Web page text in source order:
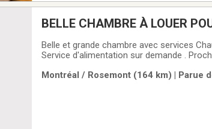
BELLE CHAMBRE À LOUER
Belle et grande chambre avec services
Service d'alimentation sur demande . Proche
Montréal / Rosemont (164 km) | Parue